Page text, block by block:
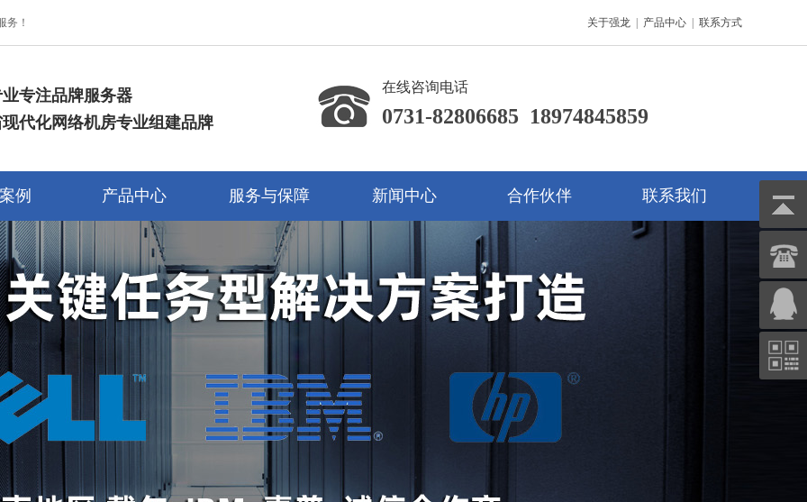
务！ 关于强龙 产品中心 联系方式
业专注品牌服务器
代化网络机房专业组建品牌
在线咨询电话
0731-82806685 18974845859
例 产品中心 服务与保障 新闻中心 合作伙伴 联系我们